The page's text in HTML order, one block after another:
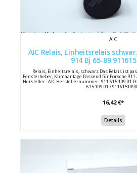
AIC
AIC Relais, Einheitsrelais schwarz für Porsche
914 Bj 65-89
Relais, Einheitsrelais, schwarz Das Relais ist
Fensterheber, Klimaanlage Passend für Porsche 911
Hersteller : AIC Herstellernummer : 911 615 109 01
615 109 01 /
16,42 €*
Details